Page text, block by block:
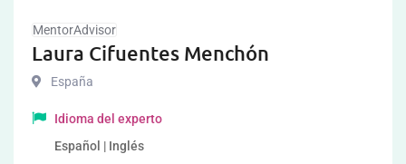
MentorAdvisor
Laura Cifuentes Menchón
España
Idioma del experto
Español | Inglés